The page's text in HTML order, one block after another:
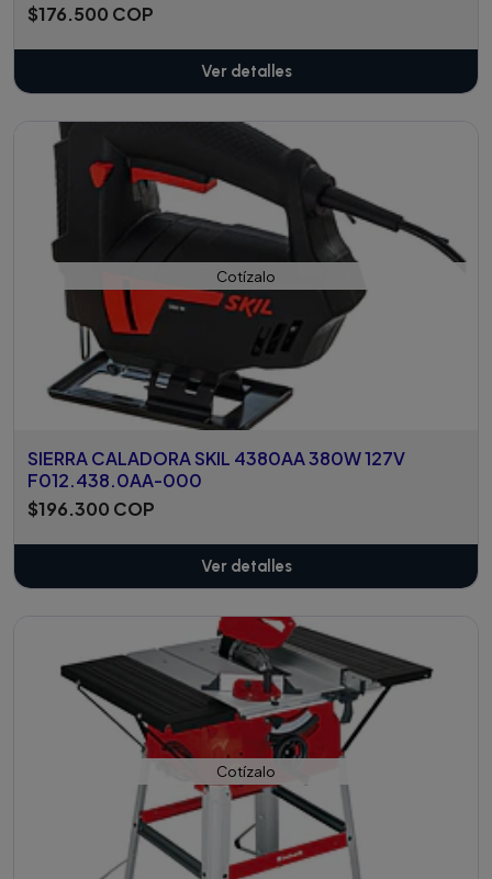
$176.500 COP
Ver detalles
Cotízalo
SIERRA CALADORA SKIL 4380AA 380W 127V
F012.438.0AA-000
$196.300 COP
Ver detalles
Cotízalo